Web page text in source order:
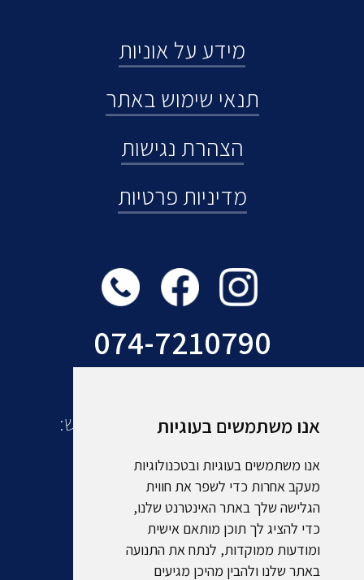
אנו משתמשים בעוגיות
אנו משתמשים בעוגיות ובטכנולוגיות
מעקב אחרות כדי לשפר את חווית
הגלישה שלך באתר האינטרנט שלנו,
כדי להציג לך תוכן מותאם אישית
ומודעות ממוקדות, לנתח את התנועה
באתר שלנו ולהבין מהיכן מגיעים
מידע על אוניות
תנאי שימוש באתר
הצהרת נגישות
מדיניות פרטיות
074-7210790
עוד מקבוצת אמסלם תיירות ונופש: